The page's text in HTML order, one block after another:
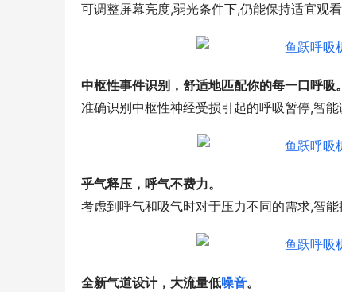
可调整屏幕亮度,弱光条件下,仍能保持适宜观
中枢性事件识别，舒适地匹配你的每一口呼吸。
准确识别中枢性神经受损引起的呼吸暂停,智
乎气释压，呼气不费力。
考虑到呼气和吸气时对于压力不同的需求,智
全新气道设计，大流量低噪音。